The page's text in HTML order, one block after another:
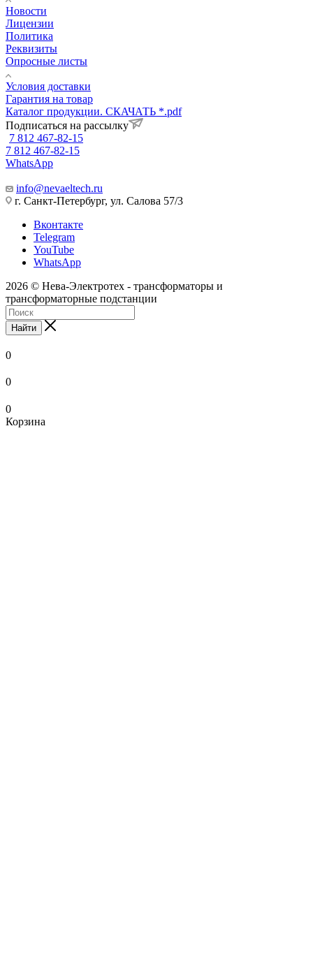
Новости
Лицензии
Политика
Реквизиты
Опросные листы
Условия доставки
Гарантия на товар
Каталог продукции. СКАЧАТЬ *.pdf
Подписаться на рассылку
7 812 467-82-15
7 812 467-82-15
WhatsApp
info@nevaeltech.ru
г. Санкт-Петербург, ул. Салова 57/3
Вконтакте
Telegram
YouTube
WhatsApp
2026 © Нева-Электротех - трансформаторы и
трансформаторные подстанции
Найти
0
0
0
Корзина